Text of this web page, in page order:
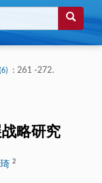
: 261 -272.
略研究
2